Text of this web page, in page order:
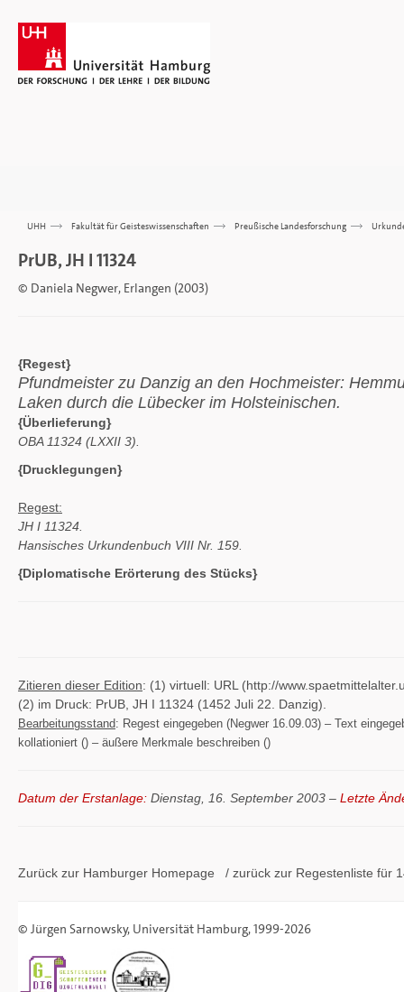
UHH >>> Fakultät für Geisteswissenschaften >>> Preußische Landesforschung >>>
PrUB, JH I 11324
© Daniela Negwer, Erlangen (2003)
{Regest}
Pfundmeister zu Danzig an den Hochmeister:
Laken durch die Lübecker im Holsteinischen.
{Überlieferung}
OBA 11324 (LXXII 3).
{Drucklegungen}
Regest:
JH I 11324.
Hansisches Urkundenbuch VIII Nr. 159.
{Diplomatische Erörterung des Stücks}
Zitieren dieser Edition: (1) virtuell: URL (http://
(2) im Druck: PrUB, JH I 11324 (1452 Juli 22. Danzig).
Bearbeitungsstand: Regest eingegeben (Negwer 16.09.03) – Text
kollationiert () – äußere Merkmale beschreiben ()
Datum der Erstanlage: Dienstag, 16. September 2003 – Letzte
Zurück zur Hamburger Homepage / zurück zur Regestenliste für
© Jürgen Sarnowsky, Universität Hamburg, 1999-2026